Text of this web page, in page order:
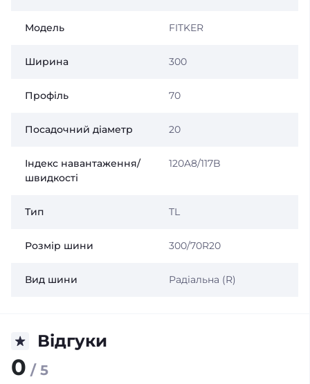
Модель FITKER
Ширина 300
Профіль 70
Посадочний діаметр 20
Індекс навантаження/
швидкості
120A8/117B
Тип TL
Розмір шини 300/70R20
Вид шини Радіальна (R)
Відгуки
0 / 5